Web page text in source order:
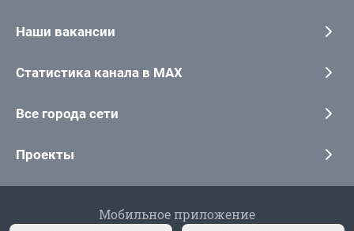
Наши вакансии
Статистика канала в MAX
Все города сети
Проекты
Мобильное приложение